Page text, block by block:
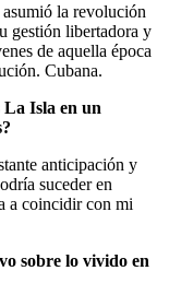
la revolución
gestión libertadora y
de aquella época
Cubana.
La Isla en un
anticipación y
suceder en
a coincidir con mi
sobre lo vivido en